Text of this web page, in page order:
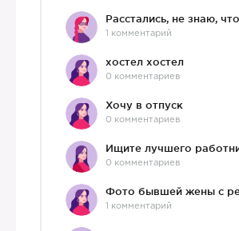
1 комментарий
хостел хостел
0 комментариев
Хочу в отпуск
0 комментариев
0 комментариев
1 комментарий